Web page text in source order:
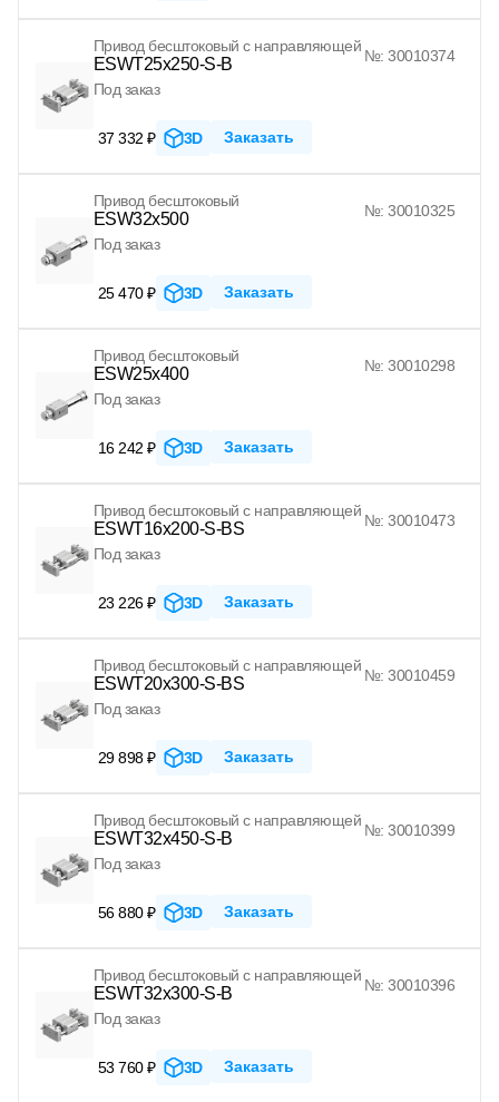
Привод бесштоковый с направляющей
ESWT25x250-S-B
№: 30010374
Под заказ
37 332 ₽ 3D Заказать
Привод бесштоковый
ESW32x500
№: 30010325
Под заказ
25 470 ₽ 3D Заказать
Привод бесштоковый
ESW25x400
№: 30010298
Под заказ
16 242 ₽ 3D Заказать
Привод бесштоковый с направляющей
ESWT16x200-S-BS
№: 30010473
Под заказ
23 226 ₽ 3D Заказать
Привод бесштоковый с направляющей
ESWT20x300-S-BS
№: 30010459
Под заказ
29 898 ₽ 3D Заказать
Привод бесштоковый с направляющей
ESWT32x450-S-B
№: 30010399
Под заказ
56 880 ₽ 3D Заказать
Привод бесштоковый с направляющей
ESWT32x300-S-B
№: 30010396
Под заказ
53 760 ₽ 3D Заказать